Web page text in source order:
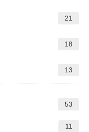
21
18
13
53
11